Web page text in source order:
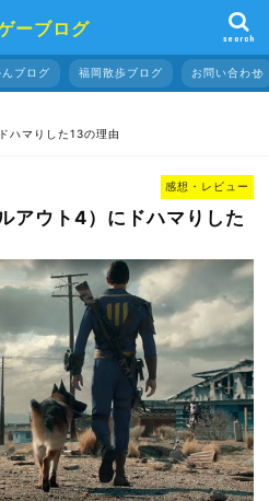
ーブログ
search
ブログ 福岡散歩ブログ お問い合わせ
ハマりした13の理由
感想・レビュー
ウト4）にドハマりした